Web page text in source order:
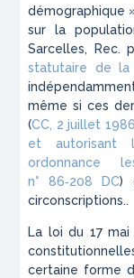
démographique
sur la
Sarcelles, Rec.
statutaire de la
même si ces
(CC, 2 juillet
et autorisant
ordonnance
n° 86‑208 DC)
circonscriptions..
La loi du 17
certaine forme